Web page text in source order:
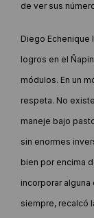
de ver sus
Diego Echenique
logros en el
módulos. En un
respeta. No
maneje bajo
sin enormes
bien por encima
incorporar
siempre, recalcó